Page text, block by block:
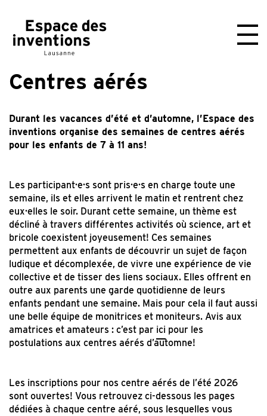
Ouvrir
le
Centres aérés
Durant les vacances d’été et d’automne, l’Espace des
inventions organise des semaines de centres aérés
pour les enfants de 7 à 11 ans!
Les participant·e·s sont pris·e·s en charge toute une
semaine, ils et elles arrivent le matin et rentrent chez
eux·elles le soir. Durant cette semaine, un thème est
décliné à travers différentes activités où science, art et
bricole coexistent joyeusement! Ces semaines
permettent aux enfants de découvrir un sujet de façon
ludique et décomplexée, de vivre une expérience de vie
collective et de tisser des liens sociaux. Elles offrent en
outre aux parents une garde quotidienne de leurs
enfants pendant une semaine. Mais pour cela il faut aussi
une belle équipe de monitrices et moniteurs. Avis aux
amatrices et amateurs : c’est par ici pour les
postulations aux centres aérés d’automne!
Les inscriptions pour nos centre aérés de l’été 2026
sont ouvertes! Vous retrouvez ci-dessous les pages
dédiées à chaque centre aéré, sous lesquelles vous